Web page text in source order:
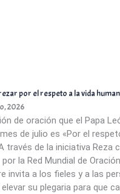
por el respeto a la vida
2026
de oración que el Papa
de julio es «Por el
través de la iniciativa Reza
la Red Mundial de
invita a los fieles y a las
su plegaria para que